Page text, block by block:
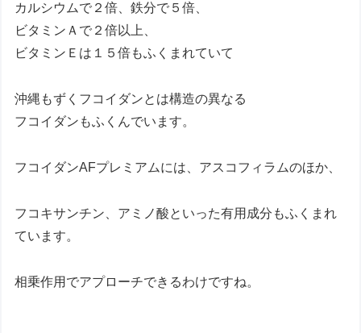
カルシウムで２倍、鉄分で５倍、
ビタミンＡで２倍以上、
ビタミンＥは１５倍もふくまれていて
沖縄もずくフコイダンとは構造の異なる
フコイダンもふくんでいます。
フコイダンAFプレミアムには、アスコフィラムのほか、
フコキサンチン、アミノ酸といった有用成分もふくまれ
ています。
相乗作用でアプローチできるわけですね。